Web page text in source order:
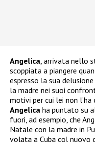
Angelica, arrivata nello
scoppiata a piangere
espresso la sua
la madre nei suoi
motivi per cui lei non
Angelica ha puntato su
fuori, ad esempio, che
Natale con la madre in
volata a Cuba col nuovo